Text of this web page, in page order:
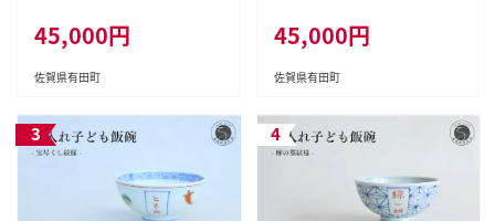
モダンなパスタ皿 シンプル箸置
ペアパスタ皿 結婚祝 贈り物 ギフ
ト 金銀箸置 かわいい箸置 4500
45,000円
佐賀県有田町
アワビ 皿 取皿 bb020
45,000円
佐賀県有田町